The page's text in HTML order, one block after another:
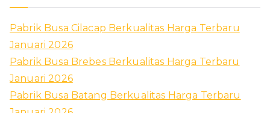
Pabrik Busa Cilacap Berkualitas Harga Terbaru
Januari 2026
Pabrik Busa Brebes Berkualitas Harga Terbaru
Januari 2026
Pabrik Busa Batang Berkualitas Harga Terbaru